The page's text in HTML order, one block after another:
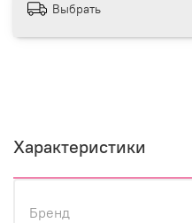
Выбрать
Характеристики
Бренд